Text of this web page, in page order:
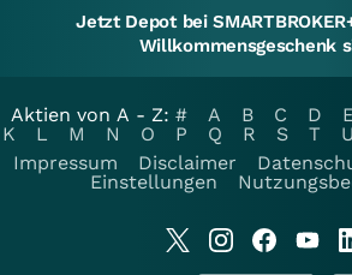
Jetzt Depot bei
Willkommensgeschenk
Aktien von A - Z: # A B C D
K
L M N O P Q R S T U
Impressum
Disclaimer
Einstellungen